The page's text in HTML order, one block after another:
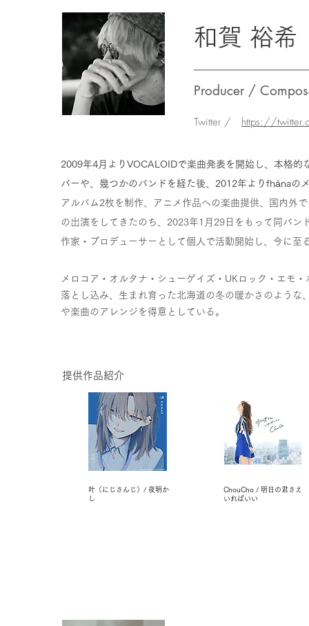
和賀 裕希
Producer /
Twitter / https://
2009年4月よりVOCALOIDで楽曲発表を開始し、本格
バーや、幾つかのバンドを経た後、2012年よりfhánaの
アルバム2枚を制作、アニメ作品への楽曲提供、国内外
の出演をしてきたのち、2023年1月29日をもって同バン
作家・プロデューサーとして個人で活動開始し、今に至
メロコア・オルタナ・シューゲイズ・UKロック・エモ
落とし込み、生まれ育った北海道の冬の暖かさのよう
や楽曲のアレンジを得意としている。
提供作品紹介
叶（にじさんじ）/ 夜明か
し
ChouCho / 明日の君さえ
いればいい